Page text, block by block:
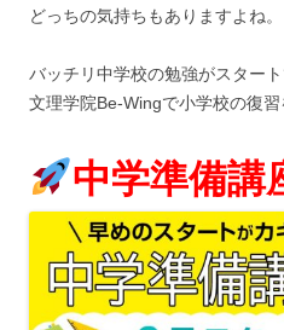
どっちの気持ちもありますよね。
バッチリ中学校の勉強がスタート
文理学院Be-Wingで小学校の復習
中学準備講